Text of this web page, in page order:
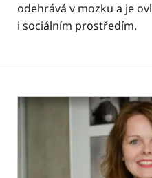
odehrává v mozku a je
i sociálním prostředím.